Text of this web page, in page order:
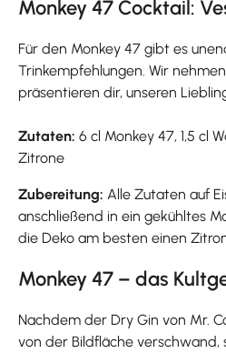
Monkey 47 Cocktail:
Für den Monkey 47 gibt es
Trinkempfehlungen. Wir
präsentieren dir, unseren
Zutaten: 6 cl Monkey 47, 1,5 cl
Zitrone
Zubereitung: Alle Zutaten auf
anschließend in ein gekühltes
die Deko am besten einen
Monkey 47 – das
Nachdem der Dry Gin von Mr.
von der Bildfläche verschwand,